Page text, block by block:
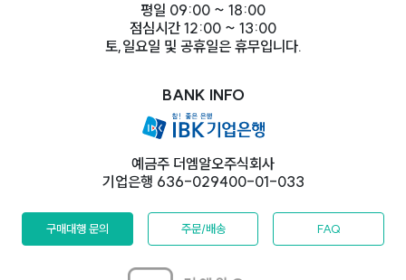
평일 09:00 ~ 18:00
점심시간 12:00 ~ 13:00
토,일요일 및 공휴일은 휴무입니다.
BANK INFO
예금주 더엠알오주식회사
기업은행 636-029400-01-033
구매대행 문의 주문/배송 FAQ